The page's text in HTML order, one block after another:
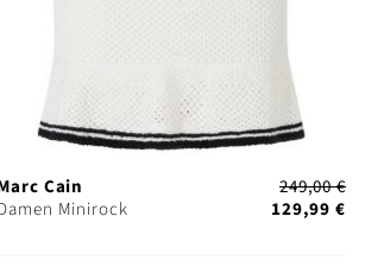
Cain
Minirock
249,00 €
129,99 €